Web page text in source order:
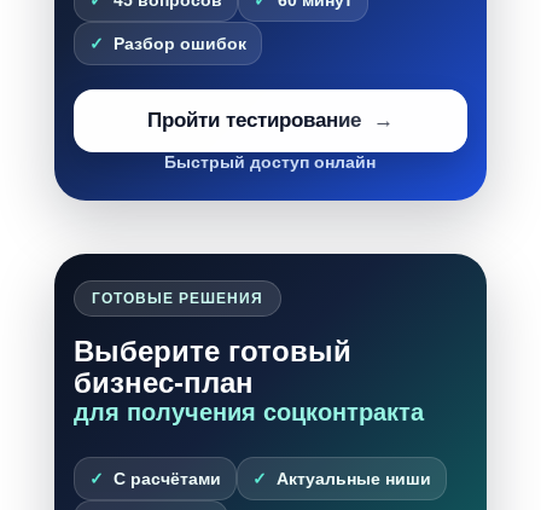
Разбор ошибок
Пройти тестирование
Быстрый доступ онлайн
ГОТОВЫЕ РЕШЕНИЯ
Выберите готовый
бизнес-план
для получения соцконтракта
С расчётами Актуальные ниши